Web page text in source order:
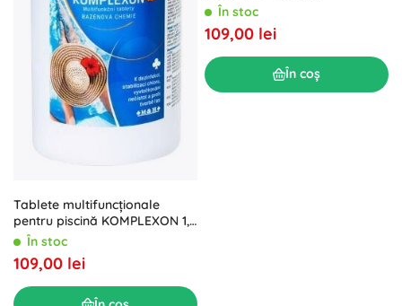
Tablete multifuncționale
pentru piscină KOMPLEXON 1,4
kg VODNÁŘ
În stoc
109,00 lei
În stoc
109,00 lei
În coș